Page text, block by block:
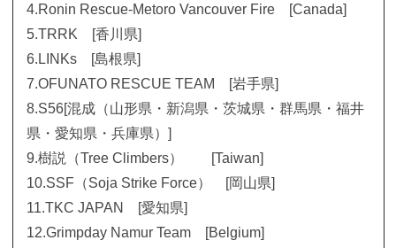
4.Ronin Rescue-Metoro Vancouver Fire [Canada]
5.TRRK [香川県]
6.LINKs [島根県]
7.OFUNATO RESCUE TEAM [岩手県]
8.S56[混成（山形県・新潟県・茨城県・群馬県・福井
県・愛知県・兵庫県）]
9.樹説（Tree Climbers） [Taiwan]
10.SSF（Soja Strike Force） [岡山県]
11.TKC JAPAN [愛知県]
12.Grimpday Namur Team [Belgium]